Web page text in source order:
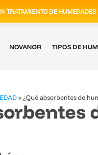
TRATAMIENTO DE HUMEDADES
NOVANOR TIPOS DE
» ¿Qué absorbentes de